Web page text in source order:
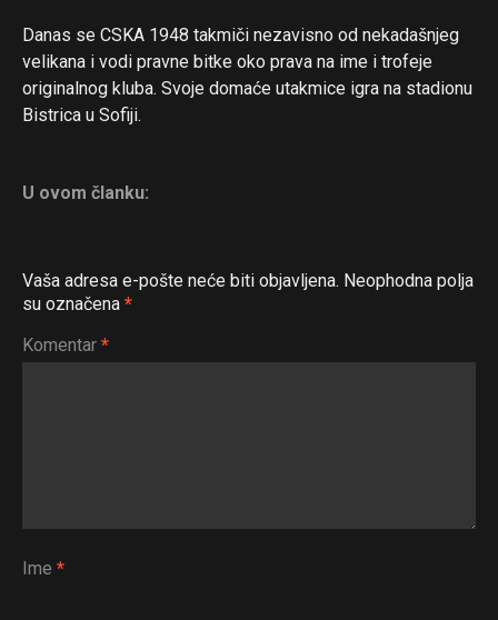
Danas se CSKA 1948 takmiči nezavisno od nekadašnjeg
velikana i vodi pravne bitke oko prava na ime i trofeje
originalnog kluba. Svoje domaće utakmice igra na stadionu
Bistrica u Sofiji.
U ovom članku:
Vaša adresa e-pošte neće biti objavljena. Neophodna polja
su označena *
Komentar *
Ime *